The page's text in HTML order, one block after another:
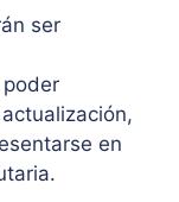
ser
en